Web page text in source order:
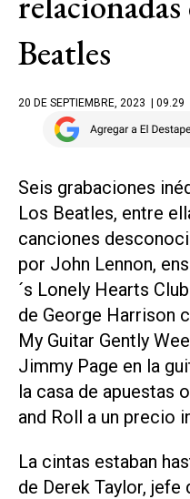
Beatles
20 DE SEPTIEMBRE, 2023 | 09.29
Seis grabaciones
Los Beatles, entre
canciones
por John Lennon,
´s Lonely Hearts
de George Harrison
My Guitar Gently
Jimmy Page en la
la casa de apuestas
and Roll a un precio
La cintas estaban
de Derek Taylor, jefe